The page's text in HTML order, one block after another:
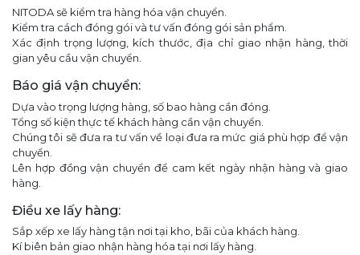
NITODA sẽ kiểm tra hàng hóa vận chuyển.
Kiểm tra cách đóng gói và tư vấn đóng gói sản phẩm.
Xác định trọng lượng, kích thước, địa chỉ giao nhận hàng, thời
gian yêu cầu vận chuyển.
Báo giá vận chuyển:
Dựa vào trọng lượng hàng, số bao hàng cần đóng.
Tổng số kiện thực tế khách hàng cần vận chuyển.
Chúng tôi sẽ đưa ra tư vấn về loại đưa ra mức giá phù hợp để vận
chuyển.
Lên hợp đồng vận chuyển để cam kết ngày nhận hàng và giao
hàng.
Điều xe lấy hàng:
Sắp xếp xe lấy hàng tận nơi tại kho, bãi của khách hàng.
Kí biên bản giao nhận hàng hóa tại nơi lấy hàng.